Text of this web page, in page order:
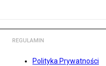
REGULAMIN
Polityka Prywatności